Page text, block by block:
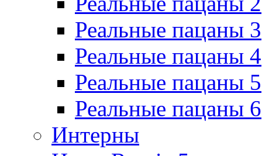
Реальные пацаны 3
Реальные пацаны 4
Реальные пацаны 5
Реальные пацаны 6
Интерны